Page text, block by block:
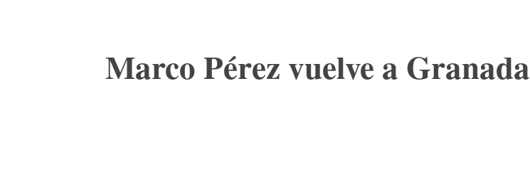
Marco Pérez vuelve a Granada